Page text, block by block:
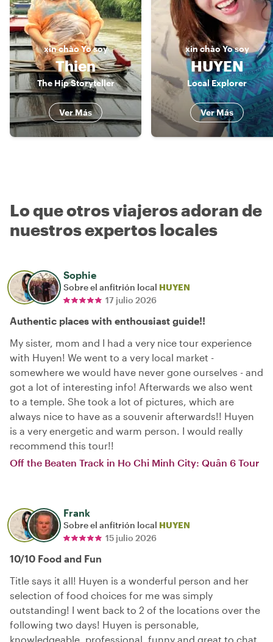
xin chàoYo soy
Thien
The Hip Storyteller
Ver Más
xin chàoYo soy
HUYEN
Local Explorer
Ver Más
Lo que otros viajeros adoran de
nuestros expertos locales
Sophie
Sobre el anfitrión local HUYEN
17 julio 2026
Authentic places with enthousiast guide!!
My sister, mom and I had a very nice tour experience
with Huyen! We went to a very local market -
somewhere we would have never gone ourselves - and
got a lot of interesting info! Afterwards we also went
to a temple. She took a lot of pictures, which are
always nice to have as a souvenir afterwards!! Huyen
is a very energetic and warm person. I would really
recommend this tour!!
Off the Beaten Track in Ho Chi Minh City: Quân 6 Tour
Frank
Sobre el anfitrión local HUYEN
15 julio 2026
10/10 Food and Fun
Title says it all! Huyen is a wonderful person and her
selection of food choices for me was simply
outstanding! I went back to 2 of the locations over the
following two days! Huyen is personable,
knowledgeable, professional, funny and great to chat